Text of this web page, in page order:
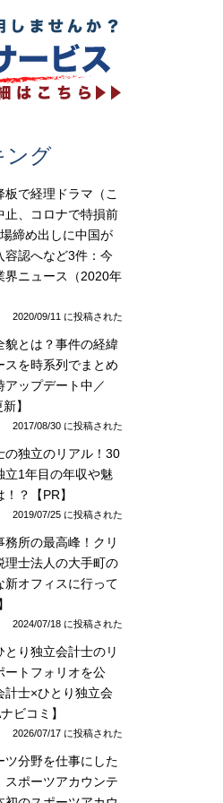
ング
板で経理ドラマ（こ
止、コロナで特損前
締め出しに中国が
容認へなど3件：今
界ニュース（2020年
2020/09/11 に投稿された
貌とは？事件の経緯
スを時系列でまとめ
アップデート中／
】
2017/08/30 に投稿された
の独立のリアル！30
立1年目の年収や魅
？【PR】
2019/07/25 に投稿された
務所の最高峰！クリ
理士法人の大手町の
新オフィスに行って
2024/07/18 に投稿された
とり独立会計士のリ
ートフォリオを公
計士×ひとり独立会
ビコミ】
2026/07/17 に投稿された
ツ分野を仕事にした
スポーツアカウンテ